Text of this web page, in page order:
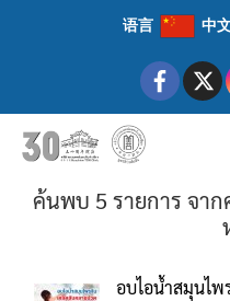
语言 中
ค้นพบ 5 รายการ จา
อบไอน้ำสมุนไพ